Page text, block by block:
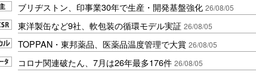
ブリヂストン、印事業30年で生産・開発基盤強化 26/08/05
東洋製缶など9社、軟包装の循環モデル実証 26/08/05
TOPPAN・東邦薬品、医薬品温度管理で大賞 26/08/05
コロナ関連破たん、7月は26年最多176件 26/08/05